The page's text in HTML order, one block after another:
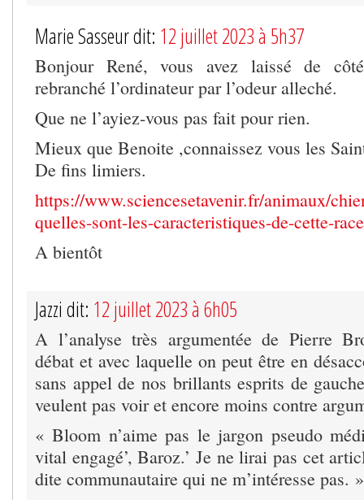
Marie Sasseur dit: 12 juillet 2023 à 5h37
Bonjour René, vous avez laissé de
rebranché l’ordinateur par l’odeur alleché.
Que ne l’ayiez-vous pas fait pour rien.
Mieux que Benoite ,connaissez vous les
De fins limiers.
https://www.sciencesetavenir.fr/animaux/
quelles-sont-les-caracteristiques-de-cette-
A bientôt
Jazzi dit: 12 juillet 2023 à 6h05
A l’analyse très argumentée de Pierre
débat et avec laquelle on peut être en
sans appel de nos brillants esprits de
veulent pas voir et encore moins contre
« Bloom n’aime pas le jargon pseudo
vital engagé’, Baroz.’ Je ne lirai pas cet
dite communautaire qui ne m’intéresse pas. »